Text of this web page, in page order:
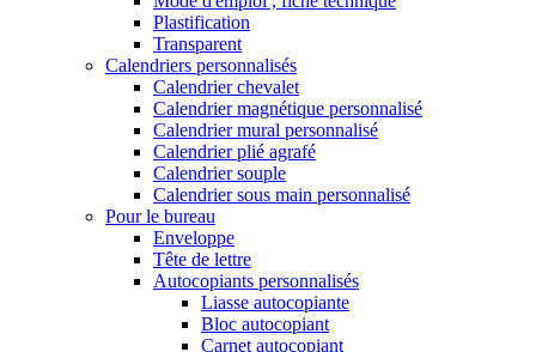
Plastification
Transparent
Calendriers personnalisés
Calendrier chevalet
Calendrier magnétique personnalisé
Calendrier mural personnalisé
Calendrier plié agrafé
Calendrier souple
Calendrier sous main personnalisé
Pour le bureau
Enveloppe
Tête de lettre
Autocopiants personnalisés
Liasse autocopiante
Bloc autocopiant
Carnet autocopiant